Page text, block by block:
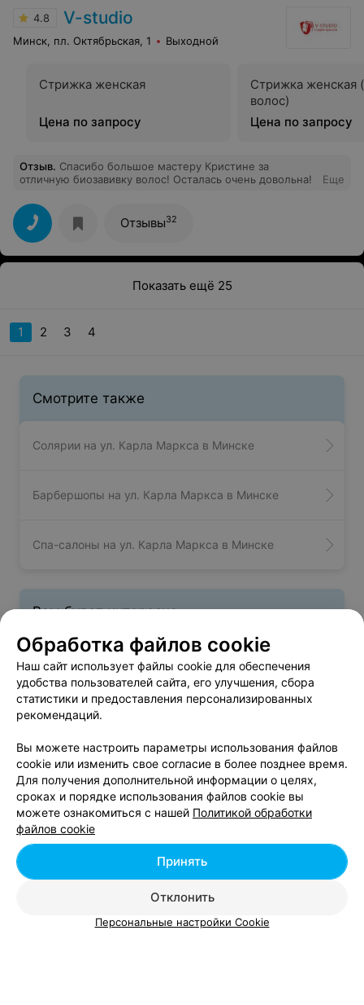
4.8 V-studio
Минск, пл. Октябрьская, 1 Выходной
Стрижка женская
Цена по запросу
Стрижка женская
волос)
Цена по запросу
Отзыв. Спасибо большое мастеру Кристине за
отличную биозавивку волос! Осталась очень довольна!
Еще
Отзывы32
Показать ещё 25
1 2 3 4
Смотрите также
Солярии на ул. Карла Маркса в Минске
Барбершопы на ул. Карла Маркса в Минске
Спа-салоны на ул. Карла Маркса в Минске
Вам будет интересно
Салоны красоты на ул. Кирова в Минске
Салоны красоты на ул. Красная в Минске
Салоны красоты на ул. Московская в Минске
Добавить компанию
Обработка файлов cookie
Наш сайт использует файлы cookie для обеспечения
удобства пользователей сайта, его улучшения, сбора
статистики и предоставления персонализированных
рекомендаций.
Вы можете настроить параметры использования файлов
cookie или изменить свое согласие в более позднее время.
Для получения дополнительной информации о целях,
сроках и порядке использования файлов cookie вы
можете ознакомиться с нашей Политикой обработки
файлов cookie
Отклонить
Принять
Персональные настройки Cookie